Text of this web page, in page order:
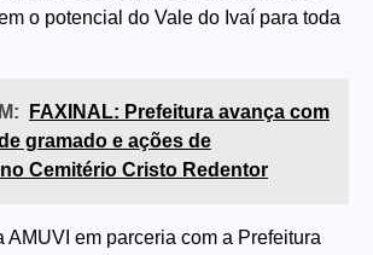
o potencial do Vale do Ivaí para toda
FAXINAL: Prefeitura avança com
gramado e ações de
Cemitério Cristo Redentor
AMUVI em parceria com a Prefeitura